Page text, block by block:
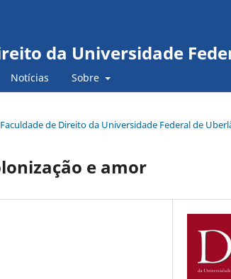
da Universidade
Notícias Sobre
de Direito da Universidade Federal de
e amor